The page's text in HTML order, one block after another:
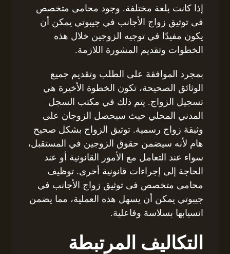
إذا كانت بلغة مختلفة. وجود محامى متخصص
فى توثيق زواج الأجانب في جيبوتي يمكن أن
يكون مفيدًا في توجيه الزوجين خلال هذه
الخطوات وتقديم المشورة اللازمة.
بمجرد الموافقة على الطلب وتقديم جميع
الوثائق الصحيحة، تكون الخطوة الأخيرة هي
تسجيل الزواج. يتم ذلك في مكتب السجل
المدني المحلي حيث سيحصل الزوجان على
وثيقة زواج رسمية. توثيق الزواج بشكل صحيح
هام لأنه سيضمن حقوق الزوجين في المستقبل،
سواء عند التعامل مع الأمور القانونية أو عند
الحاجة إلى إجراءات قانونية أخرى. توظيف
محامى متخصص فى توثيق زواج الأجانب في
جيبوتي يمكن أن يسهل هذه العملية، مما يضمن
انسيابها بسلاسة وفاعلية.
التكاليف المرتبطة